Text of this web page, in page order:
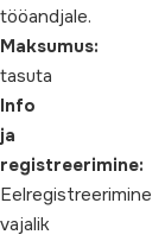
tööandjale.
Maksumus:
tasuta
Info
ja
registreerimine:
Eelregistreerimine
vajalik